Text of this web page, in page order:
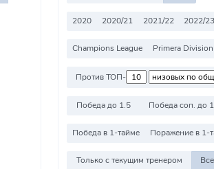
2020 2020/21 2021/22 2022/23
Champions League Primera Division
Против ТОП-
Победа до 1.5 Победа соп. до
Победа в 1-тайме Поражение в 1-
Только с текущим тренером Все